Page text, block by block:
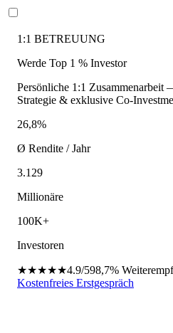
1:1 BETREUUNG
Werde Top 1 % Investor
Persönliche 1:1
Strategie & exklusive Co-
26,8%
Ø Rendite / Jahr
3.129
Millionäre
100K+
Investoren
★★★★★4.9/598,7%
Kostenfreies Erstgespräch